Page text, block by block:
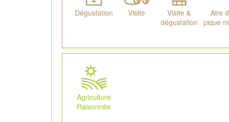
Dégustation Visite
Visite &
dégustation
Aire
pique
Agriculture
Raisonnée